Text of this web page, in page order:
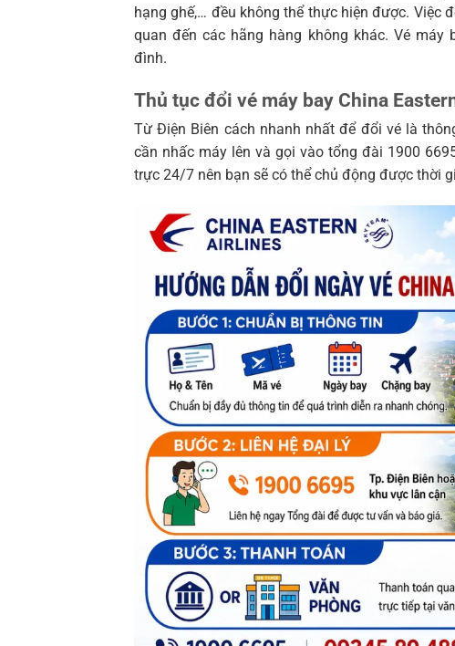
hạng ghế,… đều không thể thực hiện được. Việc
quan đến các hãng hàng không khác. Vé
đình.
Thủ tục đổi vé máy bay China
Từ Điện Biên cách nhanh nhất để đổi vé là
cần nhấc máy lên và gọi vào tổng đài 1900
trực 24/7 nên bạn sẽ có thể chủ động được thời